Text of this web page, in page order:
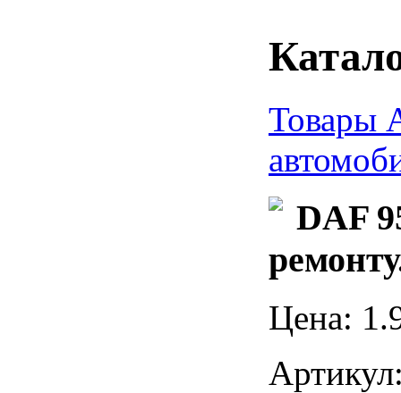
Товары
DAF
Цена: 1